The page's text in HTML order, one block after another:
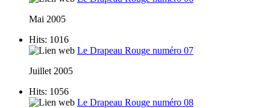
Mai 2005
Hits: 1016
Le Drapeau Rouge numéro 07
Juillet 2005
Hits: 1056
Le Drapeau Rouge numéro 08